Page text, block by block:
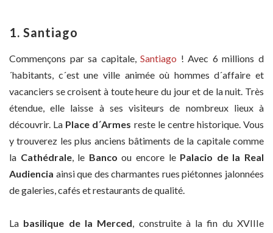
1. Santiago
Commençons par sa capitale,Santiago ! Avec 6 millions d
´habitants, c´est une ville animée où hommes d´affaire et
vacanciers se croisent à toute heure du jour et de la nuit. Très
étendue, elle laisse à ses visiteurs de nombreux lieux à
découvrir. La Place d´Armes reste le centre historique. Vous
y trouverez les plus anciens bâtiments de la capitale comme
la Cathédrale, le Banco ou encore le Palacio de la Real
Audiencia ainsi que des charmantes rues piétonnes jalonnées
de galeries, cafés et restaurants de qualité.
La basilique de la Merced, construite à la fin du XVIIIe